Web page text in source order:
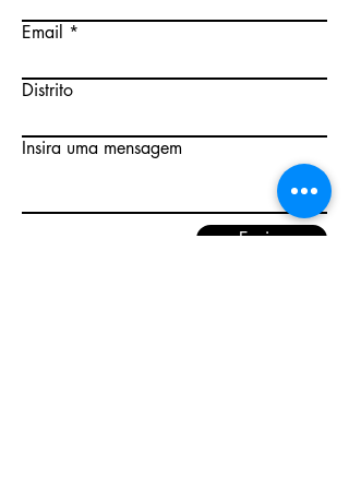
Email
Distrito
Insira uma mensagem
Enviar